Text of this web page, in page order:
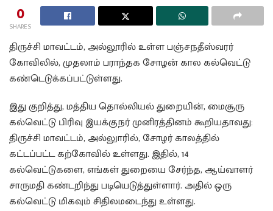
0
SHARES
திருச்சி மாவட்டம், அல்லூரில் உள்ள பஞ்சநதீஸ்வரர்
கோவிலில், முதலாம் பராந்தக சோழன் கால கல்வெட்டு
கண்டெடுக்கப்பட்டுள்ளது.
இது குறித்து, மத்திய தொல்லியல் துறையின், மைசூரு
கல்வெட்டு பிரிவு இயக்குநர் முனிரத்தினம் கூறியதாவது:
திருச்சி மாவட்டம், அல்லுாரில், சோழர் காலத்தில்
கட்டப்பட்ட கற்கோவில் உள்ளது. இதில், 14
கல்வெட்டுகளை, எங்கள் துறையை சேர்ந்த, ஆய்வாளர்
சாருமதி கண்டறிந்து படியெடுத்துள்ளார். அதில் ஒரு
கல்வெட்டு மிகவும் சிதிலமடைந்து உள்ளது.